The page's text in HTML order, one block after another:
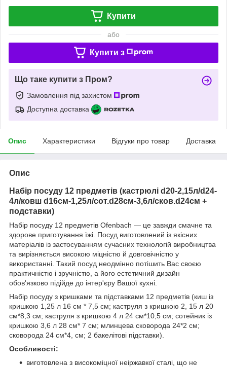
Купити
або
Купити з
Що таке купити з Пром?
Замовлення під захистом
Доступна доставка
Опис Характеристики Відгуки про товар Доставка
Опис
Набір посуду 12 предметів (кастрюлі d20-2,15л/d24-
4л/ковш d16см-1,25л/сот.d28см-3,6л/сков.d24см +
подставки)
Набір посуду 12 предметів Ofenbach — це завжди смачне та
здорове приготування їжі. Посуд виготовлений із якісних
матеріалів із застосуванням сучасних технологій виробництва
та вирізняється високою міцністю й довговічністю у
використанні. Такий посуд неодмінно потішить Вас своєю
практичністю і зручністю, а його естетичний дизайн
обов'язково підійде до інтер'єру Вашої кухні.
Набір посуду з кришками та підставками 12 предметів (киш із
кришкою 1,25 л 16 см * 7,5 см; каструля з кришкою 2, 15 л 20
см*8,3 см; каструля з кришкою 4 л 24 см*10,5 см; сотейник із
кришкою 3,6 л 28 см* 7 см; млинцева сковорода 24*2 см;
сковорода 24 см*4, см; 2 бакелітові підставки).
Особливості:
виготовлена з високоміцної неіржавкої сталі, що не